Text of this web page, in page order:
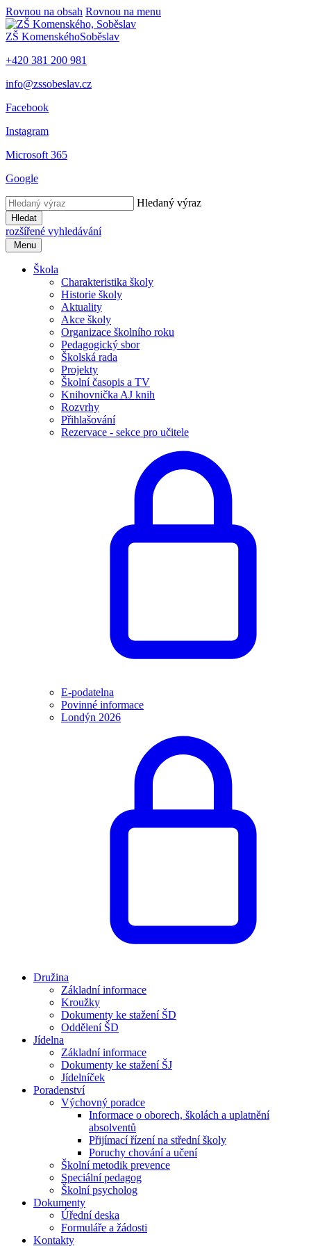
Rovnou na obsah Rovnou na menu
ZŠ KomenskéhoSoběslav
+420 381 200 981
info@zssobeslav.cz
Facebook
Instagram
Microsoft 365
Google
Hledaný výraz
Hledat
rozšířené vyhledávání
Menu
Škola
Charakteristika školy
Historie školy
Aktuality
Akce školy
Organizace školního roku
Pedagogický sbor
Školská rada
Projekty
Školní časopis a TV
Knihovnička AJ knih
Rozvrhy
Přihlašování
Rezervace - sekce pro učitele
E-podatelna
Povinné informace
Londýn 2026
Družina
Základní informace
Kroužky
Dokumenty ke stažení ŠD
Oddělení ŠD
Jídelna
Základní informace
Dokumenty ke stažení ŠJ
Jídelníček
Poradenství
Výchovný poradce
Informace o oborech, školách a uplatnění
absolventů
Přijímací řízení na střední školy
Poruchy chování a učení
Školní metodik prevence
Speciální pedagog
Školní psycholog
Dokumenty
Úřední deska
Formuláře a žádosti
Kontakty